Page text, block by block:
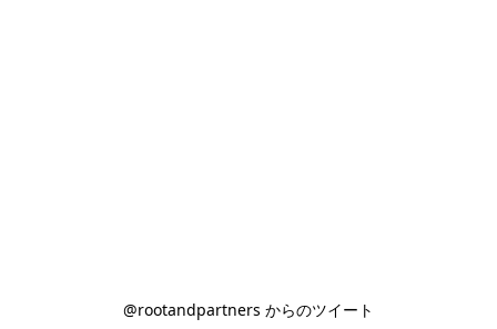
@rootandpartners からのツイート